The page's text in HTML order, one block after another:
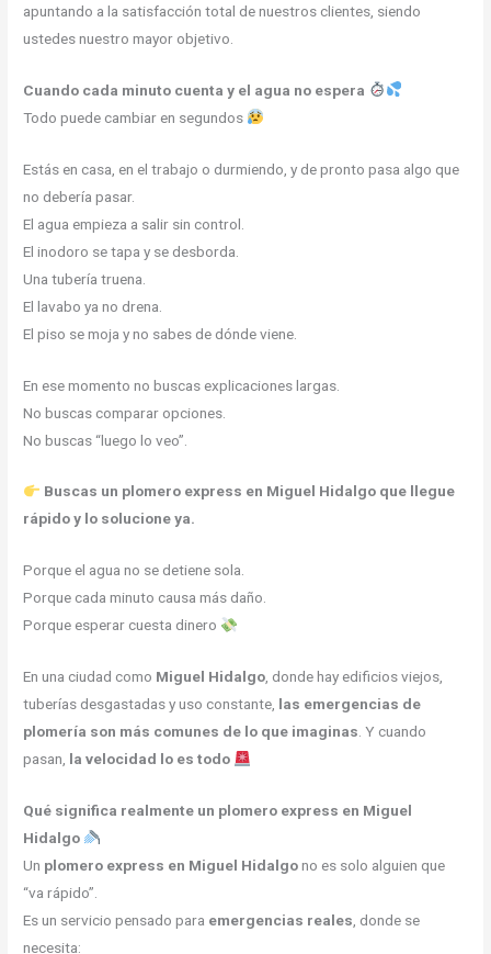
apuntando a la satisfacción total de nuestros clientes, siendo
ustedes nuestro mayor objetivo.
Cuando cada minuto cuenta y el agua no espera
Todo puede cambiar en segundos
Estás en casa, en el trabajo o durmiendo, y de pronto pasa algo que
no debería pasar.
El agua empieza a salir sin control.
El inodoro se tapa y se desborda.
Una tubería truena.
El lavabo ya no drena.
El piso se moja y no sabes de dónde viene.
En ese momento no buscas explicaciones largas.
No buscas comparar opciones.
No buscas “luego lo veo”.
Buscas un plomero express en Miguel Hidalgo que llegue
rápido y lo solucione ya.
Porque el agua no se detiene sola.
Porque cada minuto causa más daño.
Porque esperar cuesta dinero
En una ciudad como Miguel Hidalgo , donde hay edificios viejos,
tuberías desgastadas y uso constante, las emergencias de
plomería son más comunes de lo que imaginas . Y cuando
pasan, la velocidad lo es todo
Qué significa realmente un plomero express en Miguel
Hidalgo
Un plomero express en Miguel Hidalgono es solo alguien que
“va rápido”.
Es un servicio pensado para emergencias reales , donde se
necesita: